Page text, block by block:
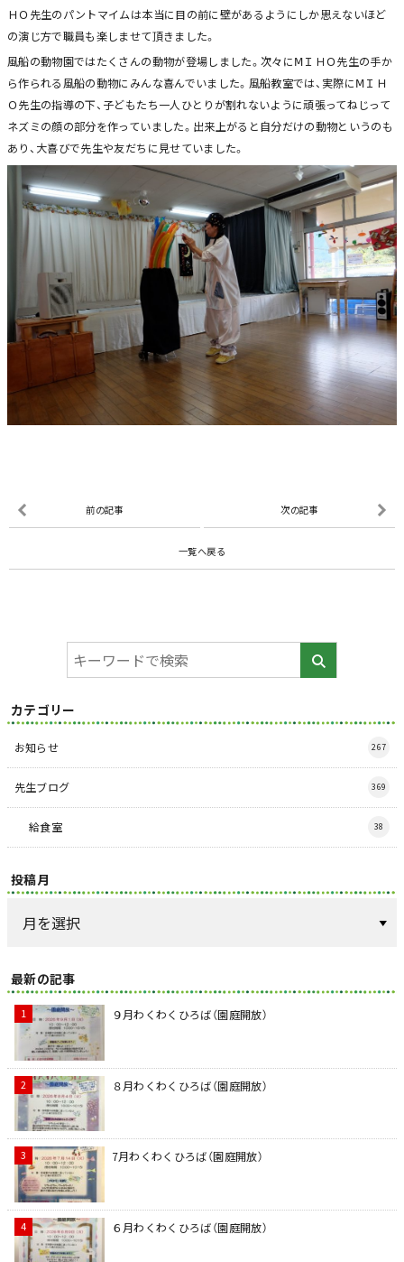
ＨＯ先生のパントマイムは本当に目の前に壁があるようにしか思えないほど
の演じ方で職員も楽しませて頂きました。
風船の動物園ではたくさんの動物が登場しました。次々にⅯＩＨＯ先生の手か
ら作られる風船の動物にみんな喜んでいました。風船教室では、実際にⅯＩＨ
Ｏ先生の指導の下、子どもたち一人ひとりが割れないように頑張ってねじって
ネズミの顔の部分を作っていました。出来上がると自分だけの動物というのも
あり、大喜びで先生や友だちに見せていました。
前の記事 次の記事
一覧へ戻る
カテゴリー
お知らせ 267
先生ブログ 369
給食室 38
投稿月
最新の記事
９月わくわくひろば（園庭開放）
８月わくわくひろば（園庭開放）
7月わくわくひろば（園庭開放）
６月わくわくひろば（園庭開放）